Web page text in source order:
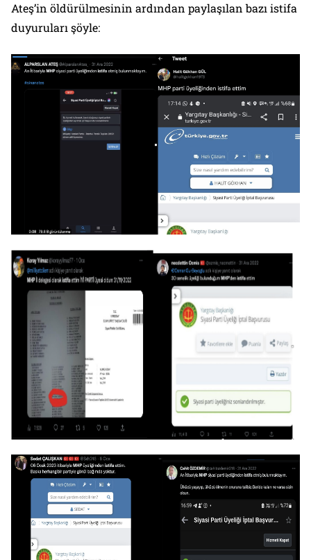
Ateş’in öldürülmesinin ardından paylaşılan bazı istifa
duyuruları şöyle: